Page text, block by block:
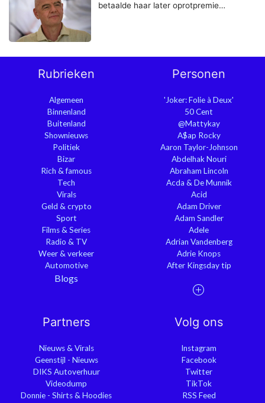
betaalde haar later oprotpremie…
Rubrieken
Algemeen
Binnenland
Buitenland
Shownieuws
Politiek
Bizar
Rich & famous
Tech
Virals
Geld & crypto
Sport
Films & Series
Radio & TV
Weer & verkeer
Automotive
Blogs
Personen
'Joker: Folie à Deux'
50 Cent
@Mattykay
A$ap Rocky
Aaron Taylor-Johnson
Abdelhak Nouri
Abraham Lincoln
Acda & De Munnik
Acid
Adam Driver
Adam Sandler
Adele
Adrian Vandenberg
Adrie Knops
After Kingsday tip
Partners
Nieuws & Virals
Geenstijl - Nieuws
DIKS Autoverhuur
Videodump
Donnie - Shirts & Hoodies
Volg ons
Instagram
Facebook
Twitter
TikTok
RSS Feed